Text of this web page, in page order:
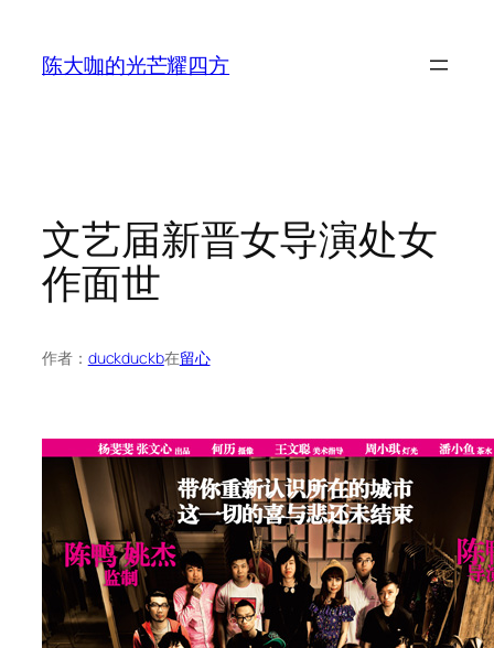
陈大咖的光芒耀四方
文艺届新晋女导演处女
作面世
作者： duckduckb在留心